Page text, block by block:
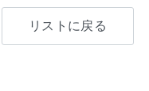
リストに戻る